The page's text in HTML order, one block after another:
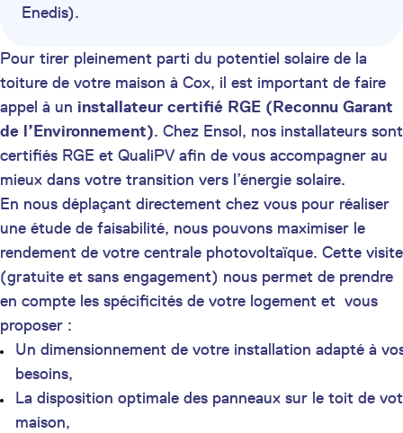
Enedis).
Pour tirer pleinement parti du potentiel solaire de la
toiture de votre maison à Cox, il est important de faire
appel à un installateur certifié RGE (Reconnu Garant
de l’Environnement). Chez Ensol, nos installateurs sont
certifiés RGE et QualiPV afin de vous accompagner au
mieux dans votre transition vers l’énergie solaire.
En nous déplaçant directement chez vous pour réaliser
une étude de faisabilité, nous pouvons maximiser le
rendement de votre centrale photovoltaïque. Cette visite
(gratuite et sans engagement) nous permet de prendre
en compte les spécificités de votre logement et vous
proposer :
Un dimensionnement de votre installation adapté à
besoins,
La disposition optimale des panneaux sur le toit de
maison,